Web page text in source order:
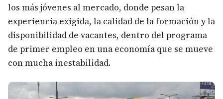
los más jóvenes al mercado, donde pesan la
experiencia exigida, la calidad de la formación y la
disponibilidad de vacantes, dentro del programa
de primer empleo en una economía que se mueve
con mucha inestabilidad.